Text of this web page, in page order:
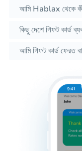
আমি Hablax থেকে কী
কিছু দেশে গিফট কার্ড
আমি গিফট কার্ড ফেরত